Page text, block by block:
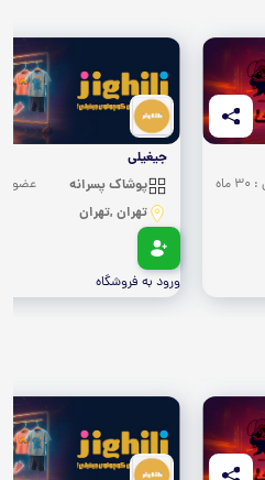
جیغیلی
پوشاک پسرانه
تهران ,تهران
عضو
ورود به فروشگاه